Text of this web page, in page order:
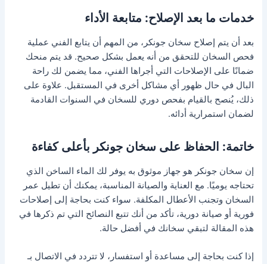
خدمات ما بعد الإصلاح: متابعة الأداء
بعد أن يتم إصلاح سخان جونكر، من المهم أن يتابع الفني عملية
فحص السخان للتحقق من أنه يعمل بشكل صحيح. قد يتم منحك
ضمانًا على الإصلاحات التي أجراها الفني، مما يضمن لك راحة
البال في حال ظهور أي مشاكل أخرى في المستقبل. علاوة على
ذلك، يُنصح بالقيام بفحص دوري للسخان في السنوات القادمة
لضمان استمرارية أدائه.
خاتمة: الحفاظ على سخان جونكر بأعلى كفاءة
إن سخان جونكر هو جهاز موثوق به يوفر لك الماء الساخن الذي
تحتاجه يوميًا. مع العناية والصيانة المناسبة، يمكنك أن تطيل عمر
السخان وتجنب الأعطال المكلفة. سواء كنت بحاجة إلى إصلاحات
فورية أو صيانة دورية، تأكد من أنك تتبع النصائح التي تم ذكرها في
هذه المقالة لتبقي سخانك في أفضل حالة.
إذا كنت بحاجة إلى مساعدة أو استفسار، لا تتردد في الاتصال بـ